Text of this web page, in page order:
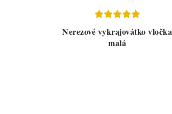
Nerezové vykrajovátko vločka
malá